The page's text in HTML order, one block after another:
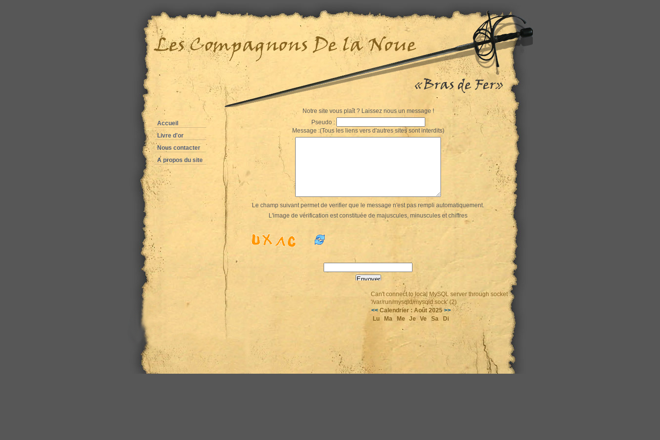
Notre site vous plaît ? Laissez nous un message !
Pseudo :
Message :(Tous les liens vers d'autres sites sont interdits)
Le champ suivant permet de verifier que le message n'est pas rempli automatiquement.
L'image de vérification est constituée de majuscules, minuscules et chiffres
Accueil
Livre d'or
Nous contacter
A propos du site
Can't connect to local MySQL server through socket
'/var/run/mysqld/mysqld.sock' (2)
<<Calendrier : Août 2025>>
Lu
Ma Me Je Ve Sa Di